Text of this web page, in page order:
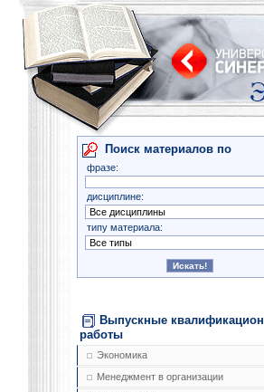
Поиск материалов по
фразе:
дисциплине:
типу материала:
Выпускные
работы
Экономика
Менеджмент в организации